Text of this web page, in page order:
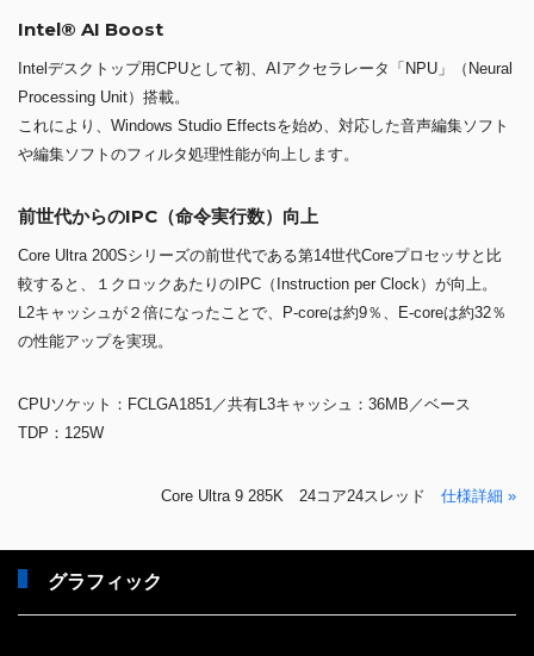
Intel® AI Boost
Intelデスクトップ用CPUとして初、AIアクセラレータ「NPU」（Neural
Processing Unit）搭載。
これにより、Windows Studio Effectsを始め、対応した音声編集ソフト
や編集ソフトのフィルタ処理性能が向上します。
前世代からのIPC（命令実行数）向上
Core Ultra 200Sシリーズの前世代である第14世代Coreプロセッサと比
較すると、１クロックあたりのIPC（Instruction per Clock）が向上。
L2キャッシュが２倍になったことで、P-coreは約9％、E-coreは約32％
の性能アップを実現。
CPUソケット：FCLGA1851／共有L3キャッシュ：36MB／ベース
TDP：125W
Core Ultra 9 285K 24コア24スレッド 仕様詳細 »
グラフィック